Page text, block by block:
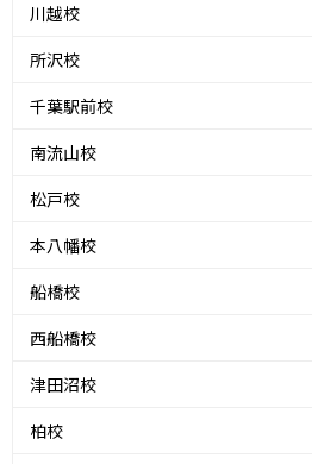
川越校
所沢校
千葉駅前校
南流山校
松戸校
本八幡校
船橋校
西船橋校
津田沼校
柏校